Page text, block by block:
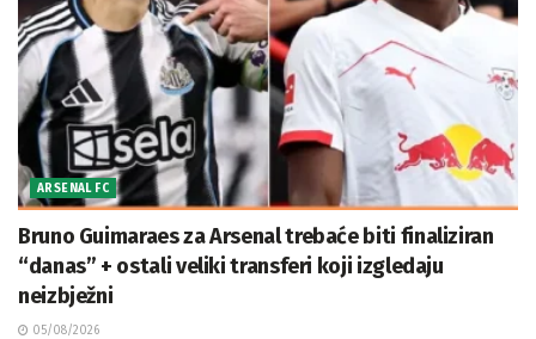
ARSENAL FC
Bruno Guimaraes za Arsenal trebaće biti finaliziran
“danas” + ostali veliki transferi koji izgledaju
neizbježni
05/08/2026